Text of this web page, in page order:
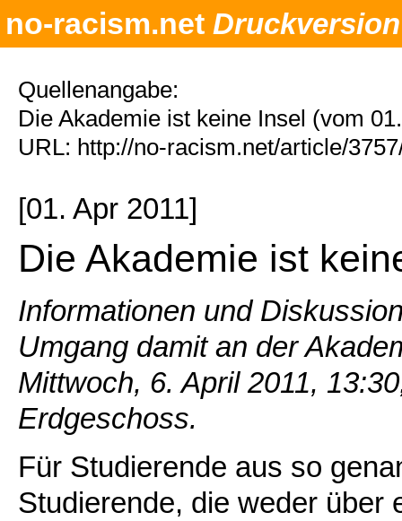
no-racism.net Druckversion
Quellenangabe:
Die Akademie ist keine Insel (vom
URL: http://no-racism.net/article/
[01. Apr 2011]
Die Akademie ist
Informationen und
Umgang damit an der
Mittwoch, 6. April 2011,
Erdgeschoss.
Für Studierende aus so
Studierende, die weder über